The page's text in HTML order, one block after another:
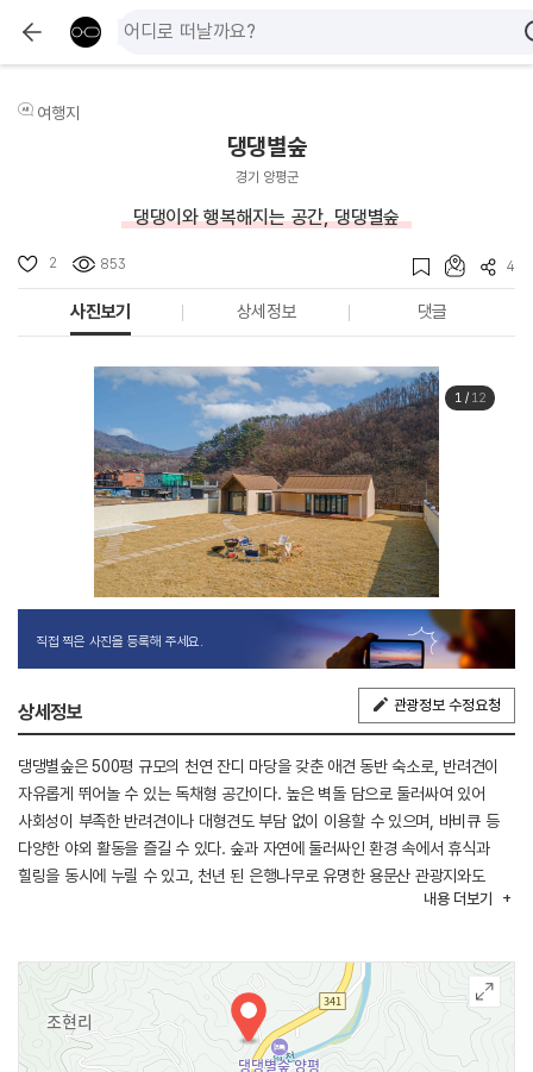
여행지
댕댕별숲
경기 양평군
댕댕이와 행복해지는 공간, 댕댕별숲
2 853 4
사진보기 상세정보 댓글
1/ 12
직접 찍은 사진을 등록해 주세요.
상세정보 관광정보 수정요청
댕댕별숲은 500평 규모의 천연 잔디 마당을 갖춘 애견 동반 숙소로, 반려견이
자유롭게 뛰어놀 수 있는 독채형 공간이다. 높은 벽돌 담으로 둘러싸여 있어
사회성이 부족한 반려견이나 대형견도 부담 없이 이용할 수 있으며, 바비큐 등
다양한 야외 활동을 즐길 수 있다. 숲과 자연에 둘러싸인 환경 속에서 휴식과
힐링을 동시에 누릴 수 있고, 천년 된 은행나무로 유명한 용문산 관광지와도
내용 더보기